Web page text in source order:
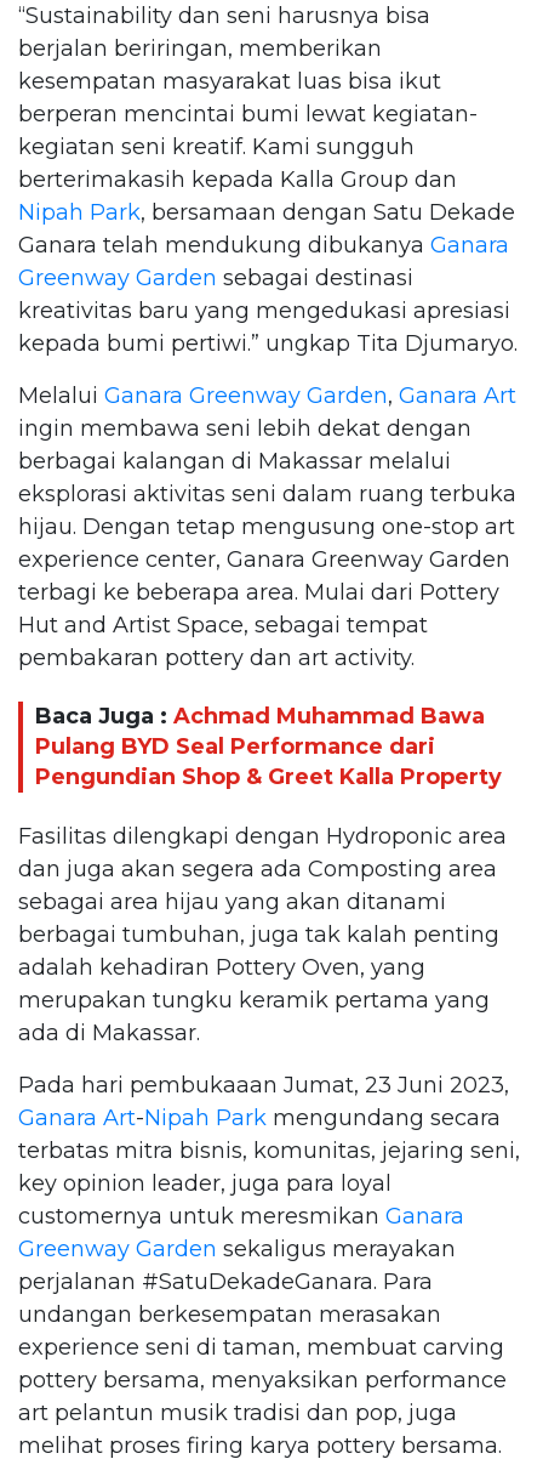
“Sustainability dan seni harusnya bisa
berjalan beriringan, memberikan
kesempatan masyarakat luas bisa ikut
berperan mencintai bumi lewat kegiatan-
kegiatan seni kreatif. Kami sungguh
berterimakasih kepada Kalla Group dan
Nipah Park, bersamaan dengan Satu Dekade
Ganara telah mendukung dibukanya Ganara
Greenway Garden sebagai destinasi
kreativitas baru yang mengedukasi apresiasi
kepada bumi pertiwi.” ungkap Tita Djumaryo.
Melalui Ganara Greenway Garden, Ganara Art
ingin membawa seni lebih dekat dengan
berbagai kalangan di Makassar melalui
eksplorasi aktivitas seni dalam ruang terbuka
hijau. Dengan tetap mengusung one-stop art
experience center, Ganara Greenway Garden
terbagi ke beberapa area. Mulai dari Pottery
Hut and Artist Space, sebagai tempat
pembakaran pottery dan art activity.
Baca Juga : Achmad Muhammad Bawa
Pulang BYD Seal Performance dari
Pengundian Shop & Greet Kalla Property
Fasilitas dilengkapi dengan Hydroponic area
dan juga akan segera ada Composting area
sebagai area hijau yang akan ditanami
berbagai tumbuhan, juga tak kalah penting
adalah kehadiran Pottery Oven, yang
merupakan tungku keramik pertama yang
ada di Makassar.
Pada hari pembukaaan Jumat, 23 Juni 2023,
Ganara Art-Nipah Park mengundang secara
terbatas mitra bisnis, komunitas, jejaring seni,
key opinion leader, juga para loyal
customernya untuk meresmikan Ganara
Greenway Garden sekaligus merayakan
perjalanan #SatuDekadeGanara. Para
undangan berkesempatan merasakan
experience seni di taman, membuat carving
pottery bersama, menyaksikan performance
art pelantun musik tradisi dan pop, juga
melihat proses firing karya pottery bersama.